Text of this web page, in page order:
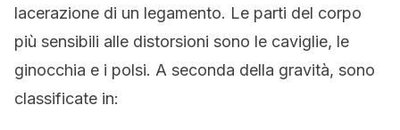
lacerazione di un legamento. Le parti del corpo
più sensibili alle distorsioni sono le caviglie, le
ginocchia e i polsi. A seconda della gravità, sono
classificate in: